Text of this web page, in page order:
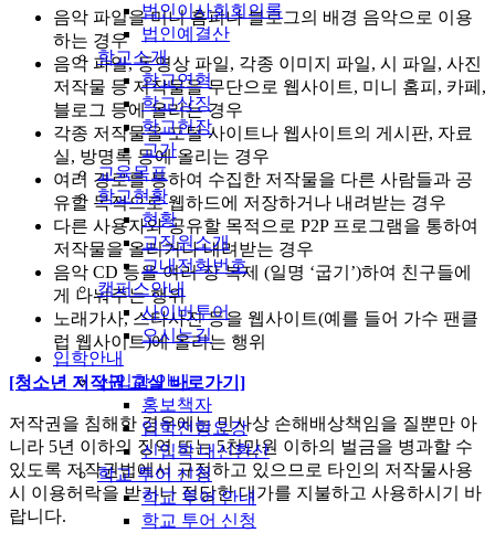
법인이사회회의록
법인예결산
학교소개
학교연혁
학교상징
학교헌장
교가
교육목표
학교현황
현황
교직원소개
교내전화번호
캠퍼스안내
사이버투어
오시는길
입학안내
신입학 안내
홍보책자
입학전형요강
신입학 내신환산
학교 투어 신청
학교 투어 안내
학교 투어 신청
음악 파일을 미니 홈피나 블로그의 배경 음악으로 이용
하는 경우
음악 파일, 동영상 파일, 각종 이미지 파일, 시 파일, 사진
저작물 등 저작물을 무단으로 웹사이트, 미니 홈피, 카페,
블로그 등에 올리는 경우
각종 저작물을 포털 사이트나 웹사이트의 게시판, 자료
실, 방명록 등에 올리는 경우
여러 경로를 통하여 수집한 저작물을 다른 사람들과 공
유할 목적으로 웹하드에 저장하거나 내려받는 경우
다른 사용자와 공유할 목적으로 P2P 프로그램을 통하여
저작물을 올리거나 내려받는 경우
음악 CD 등을 여러 장 복제 (일명 ‘굽기’)하여 친구들에
게 나눠주는 행위
노래가사, 스타사진 등을 웹사이트(예를 들어 가수 팬클
럽 웹사이트)에 올리는 행위
[청소년 저작권 교실 바로가기]
저작권을 침해한 경우에는 민사상 손해배상책임을 질뿐만 아
니라 5년 이하의 징역 또는 5천만원 이하의 벌금을 병과할 수
있도록 저작권법에서 규정하고 있으므로 타인의 저작물사용
시 이용허락을 받거나 정당한 대가를 지불하고 사용하시기 바
랍니다.